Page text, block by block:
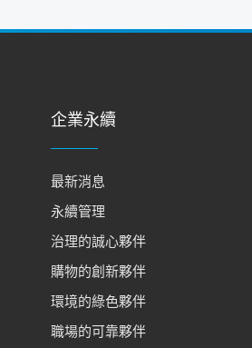
企業永續
最新消息
永續管理
治理的誠心夥伴
購物的創新夥伴
環境的綠色夥伴
職場的可靠夥伴